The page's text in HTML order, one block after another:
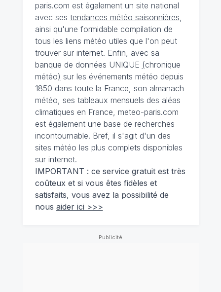
paris.com est également un site national
avec ses tendances météo saisonnières,
ainsi qu'une formidable compilation de
tous les liens météo utiles que l'on peut
trouver sur internet. Enfin, avec sa
banque de données UNIQUE (chronique
météo) sur les événements météo depuis
1850 dans toute la France, son almanach
météo, ses tableaux mensuels des aléas
climatiques en France, meteo-paris.com
est également une base de recherches
incontournable. Bref, il s'agit d'un des
sites météo les plus complets disponibles
sur internet.
IMPORTANT : ce service gratuit est très
coûteux et si vous êtes fidèles et
satisfaits, vous avez la possibilité de
nous aider ici >>>